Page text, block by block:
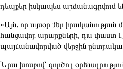
դեպքեր իսկապես արձանագրվում
«Այն, որ այսօր մեր իրականության
հանցավոր արարքների, դա փաստ է,
պայմանավորված վերջին
Նրա խոսքով՝ գործող